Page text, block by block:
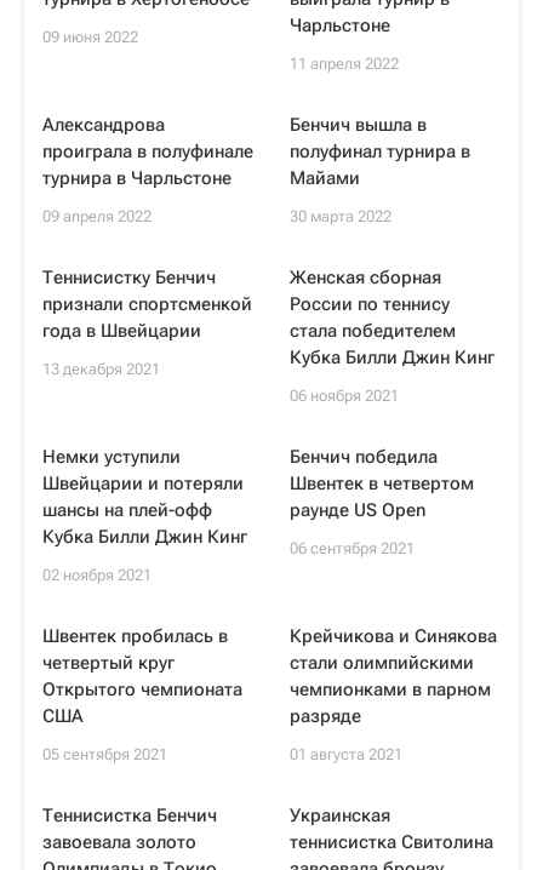
09 июня 2022
Чарльстоне
11 апреля 2022
Александрова
проиграла в полуфинале
турнира в Чарльстоне
09 апреля 2022
Бенчич вышла в
полуфинал турнира в
Майами
30 марта 2022
Теннисистку Бенчич
признали спортсменкой
года в Швейцарии
13 декабря 2021
Женская сборная
России по теннису
стала победителем
Кубка Билли Джин Кинг
06 ноября 2021
Немки уступили
Швейцарии и потеряли
шансы на плей-офф
Кубка Билли Джин Кинг
02 ноября 2021
Бенчич победила
Швентек в четвертом
раунде US Open
06 сентября 2021
Швентек пробилась в
четвертый круг
Открытого чемпионата
США
05 сентября 2021
Крейчикова и Синякова
стали олимпийскими
чемпионками в парном
разряде
01 августа 2021
Теннисистка Бенчич
завоевала золото
Украинская
теннисистка Свитолина